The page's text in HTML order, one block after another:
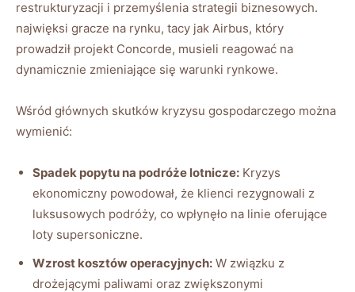
restrukturyzacji i przemyślenia strategii biznesowych.
najwięksi ​gracze na rynku,⁢ tacy jak ​Airbus, który
prowadził projekt Concorde, musieli reagować‌ na
dynamicznie zmieniające się ​warunki⁤ rynkowe.
Wśród ‍głównych skutków​ kryzysu gospodarczego można
wymienić:
Spadek⁤ popytu na​ podróże lotnicze: Kryzys
⁣ekonomiczny powodował, że klienci rezygnowali z
luksusowych podróży, co wpłynęło‌ na ‍linie oferujące
loty supersoniczne.
Wzrost kosztów operacyjnych: W związku z
drożejącymi paliwami oraz ​zwiększonymi ​